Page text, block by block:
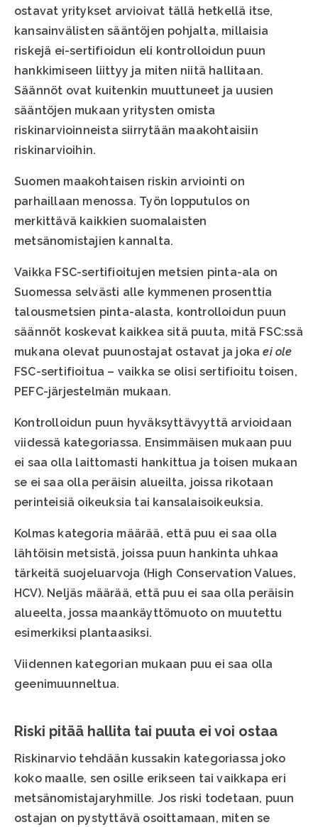
ostavat yritykset arvioivat tällä hetkellä itse,
kansainvälisten sääntöjen pohjalta, millaisia
riskejä ei-sertifioidun eli kontrolloidun puun
hankkimiseen liittyy ja miten niitä hallitaan.
Säännöt ovat kuitenkin muuttuneet ja uusien
sääntöjen mukaan yritysten omista
riskinarvioinneista siirrytään maakohtaisiin
riskinarvioihin.
Suomen maakohtaisen riskin arviointi on
parhaillaan menossa. Työn lopputulos on
merkittävä kaikkien suomalaisten
metsänomistajien kannalta.
Vaikka FSC-sertifioitujen metsien pinta-ala on
Suomessa selvästi alle kymmenen prosenttia
talousmetsien pinta-alasta, kontrolloidun puun
säännöt koskevat kaikkea sitä puuta, mitä FSC:ssä
mukana olevat puunostajat ostavat ja jokaei ole
FSC-sertifioitua – vaikka se olisi sertifioitu toisen,
PEFC-järjestelmän mukaan.
Kontrolloidun puun hyväksyttävyyttä arvioidaan
viidessä kategoriassa. Ensimmäisen mukaan puu
ei saa olla laittomasti hankittua ja toisen mukaan
se ei saa olla peräisin alueilta, joissa rikotaan
perinteisiä oikeuksia tai kansalaisoikeuksia.
Kolmas kategoria määrää, että puu ei saa olla
lähtöisin metsistä, joissa puun hankinta uhkaa
tärkeitä suojeluarvoja (High Conservation Values,
HCV). Neljäs määrää, että puu ei saa olla peräisin
alueelta, jossa maankäyttömuoto on muutettu
esimerkiksi plantaasiksi.
Viidennen kategorian mukaan puu ei saa olla
geenimuunneltua.
Riski pitää hallita tai puuta ei voi ostaa
Riskinarvio tehdään kussakin kategoriassa joko
koko maalle, sen osille erikseen tai vaikkapa eri
metsänomistajaryhmille. Jos riski todetaan, puun
ostajan on pystyttävä osoittamaan, miten se